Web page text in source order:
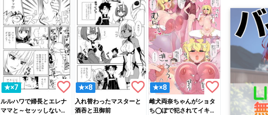
★×7 favorite_border
ルルハワで婦長とエレナ
ママと～セッッしないと
★×8 favorite_border
入れ替わったマスターと
酒吞と丑御前
★×8 favorite_border
雌犬両奈ちゃんがショタ
ち◯ぽで犯されてイキま